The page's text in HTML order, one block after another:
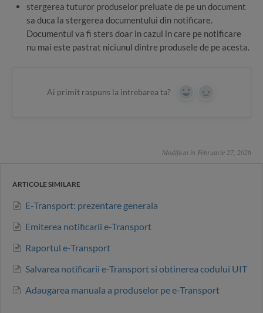
stergerea tuturor produselor preluate de pe un document
sa duca la stergerea documentului din notificare.
Documentul va fi sters doar in cazul in care pe notificare
nu mai este pastrat niciunul dintre produsele de pe acesta.
Ai primit raspuns la intrebarea ta? Yes No
Modificat in Februarie 27, 2026
ARTICOLE SIMILARE
E-Transport: prezentare generala
Emiterea notificarii e-Transport
Raportul e-Transport
Salvarea notificarii e-Transport si obtinerea codului UIT
Adaugarea manuala a produselor pe e-Transport